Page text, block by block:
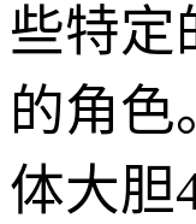
些特定
的角色
体大胆